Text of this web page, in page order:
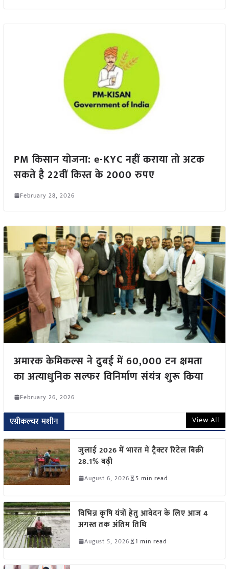
PM किसान योजना: e-KYC नहीं कराया तो अटक
सकते है 22वीं किस्त के 2000 रुपए
February 28, 2026
अमारक केमिकल्स ने दुबई में 60,000 टन क्षमता
का अत्याधुनिक सल्फर विनिर्माण संयंत्र शुरू किया
February 26, 2026
एग्रीकल्चर मशीन View All
जुलाई 2026 में भारत में ट्रैक्टर रिटेल बिक्री
28.1% बढ़ी
August 6, 2026 5 min read
विभिन्न कृषि यंत्रों हेतु आवेदन के लिए आज 4
अगस्त तक अंतिम तिथि
August 5, 2026 1 min read